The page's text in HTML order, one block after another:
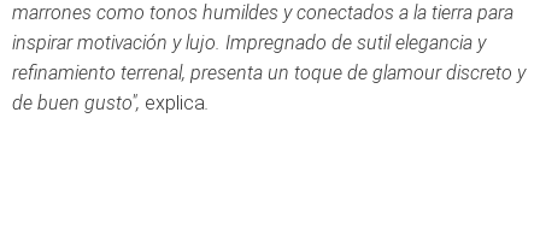
marrones como tonos humildes y conectados a la tierra para
inspirar motivación y lujo. Impregnado de sutil elegancia y
refinamiento terrenal, presenta un toque de glamour discreto y
de buen gusto", explica.